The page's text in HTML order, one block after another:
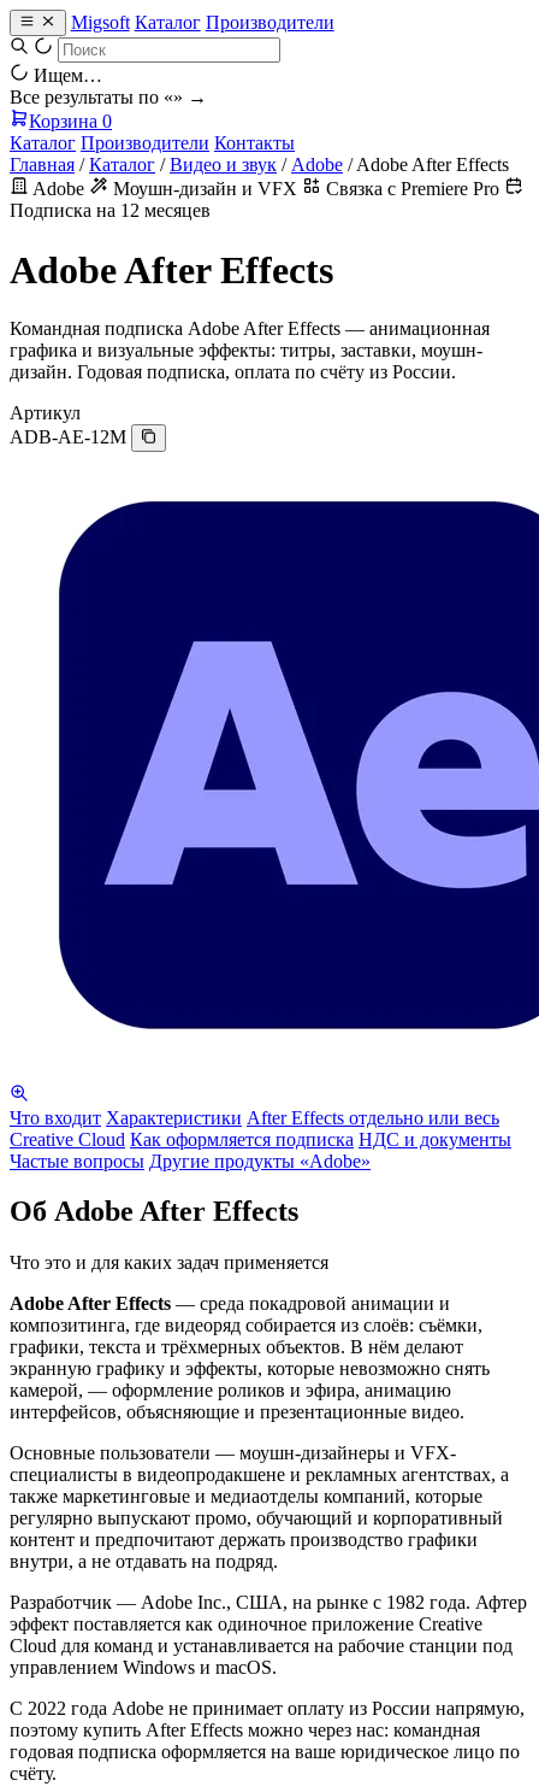
Migsoft Каталог Производители
Ищем…
Все результаты по «» →
Корзина 0
Каталог Производители Контакты
Главная / Каталог / Видео и звук / Adobe / Adobe After Effects
Adobe
Моушн-дизайн и VFX
Связка с Premiere Pro
Подписка на 12 месяцев
Adobe After Effects
Командная подписка Adobe After Effects — анимационная
графика и визуальные эффекты: титры, заставки, моушн-
дизайн. Годовая подписка, оплата по счёту из России.
Артикул
ADB-AE-12M
Что входит Характеристики After Effects отдельно или весь
Creative Cloud Как оформляется подписка НДС и документы
Частые вопросы Другие продукты «Adobe»
Об Adobe After Effects
Что это и для каких задач применяется
Adobe After Effects — среда покадровой анимации и
композитинга, где видеоряд собирается из слоёв: съёмки,
графики, текста и трёхмерных объектов. В нём делают
экранную графику и эффекты, которые невозможно снять
камерой, — оформление роликов и эфира, анимацию
интерфейсов, объясняющие и презентационные видео.
Основные пользователи — моушн-дизайнеры и VFX-
специалисты в видеопродакшене и рекламных агентствах, а
также маркетинговые и медиаотделы компаний, которые
регулярно выпускают промо, обучающий и корпоративный
контент и предпочитают держать производство графики
внутри, а не отдавать на подряд.
Разработчик — Adobe Inc., США, на рынке с 1982 года. Афтер
эффект поставляется как одиночное приложение Creative
Cloud для команд и устанавливается на рабочие станции под
управлением Windows и macOS.
С 2022 года Adobe не принимает оплату из России напрямую,
поэтому купить After Effects можно через нас: командная
годовая подписка оформляется на ваше юридическое лицо по
счёту.